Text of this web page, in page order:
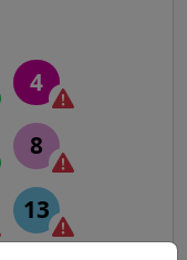
4
8
13